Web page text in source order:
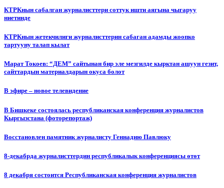
КТРКнын сабалган журналисттери соттук ишти аягына чыгаруу
ниетинде
КТРКнын жетекчилиги журналисттерин сабаган адамды жоопко
тартууну талап кылат
Марат Токоев: “ДЕМ” сайтынан бир эле мезгилде кырктан ашуун гезит,
сайттардын материалдарын окуса болот
В эфире – новое телевидение
В Бишкеке состоялась республиканская конференция журналистов
Кыргызстана (фоторепортаж)
Восстановлен памятник журналисту Геннадию Павлюку
8-декабрда журналисттердин республикалык конференциясы өтөт
8 декабря состоится Республиканская конференция журналистов